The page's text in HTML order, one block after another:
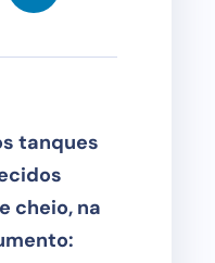
tanques
cheio, na